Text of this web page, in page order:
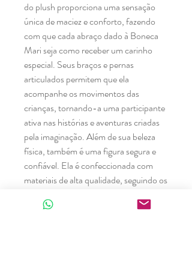
do plush proporciona uma sensação
única de maciez e conforto, fazendo
com que cada abraço dado à Boneca
Mari seja como receber um carinho
especial. Seus braços e pernas
articulados permitem que ela
acompanhe os movimentos das
crianças, tornando-a uma participante
ativa nas histórias e aventuras criadas
pela imaginação. Além de sua beleza
física, também é uma figura segura e
confiável. Ela é confeccionada com
materiais de alta qualidade, seguindo os